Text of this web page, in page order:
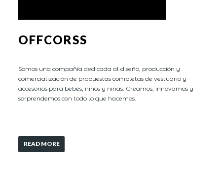
OFFCORSS
Somos una compañía dedicada al diseño, producción y
comercialización de propuestas completas de vestuario y
accesorios para bebés, niños y niñas. Creamos, innovamos y
sorprendemos con todo lo que hacemos.
READ MORE